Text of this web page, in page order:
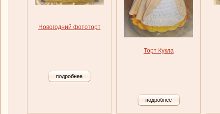
Новогодний фототорт
подробнее
Торт Кукла
подробнее